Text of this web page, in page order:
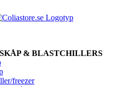
& BLASTCHILLERS
freezer